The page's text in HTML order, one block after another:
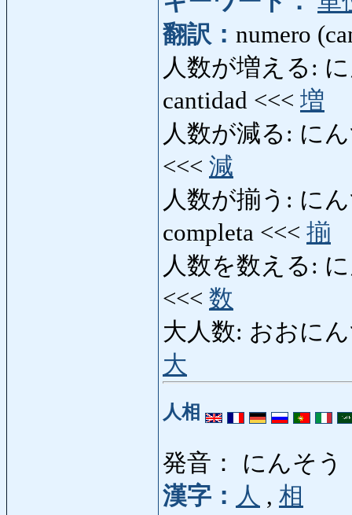
翻訳： numero
人数が増える:
cantidad <<< 増
人数が減る: に
<<< 減
人数が揃う: に
completa <<< 揃
人数を数える:
<<< 数
大人数: おおにん
大
人相
発音： にんそう
漢字： 人 , 相